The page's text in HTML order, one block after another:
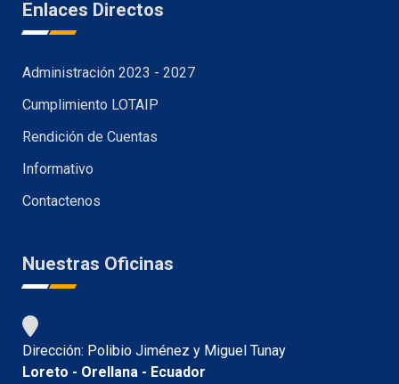
Enlaces Directos
Administración 2023 - 2027
Cumplimiento LOTAIP
Rendición de Cuentas
Informativo
Contactenos
Nuestras Oficinas
Dirección: Polibio Jiménez y Miguel Tunay
Loreto - Orellana - Ecuador